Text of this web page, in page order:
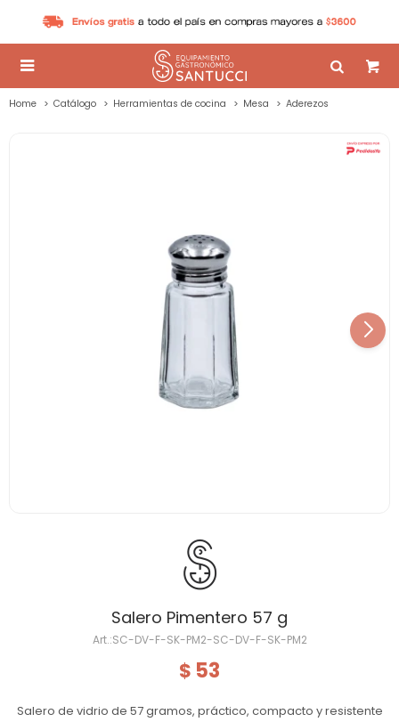

Home Catálogo Herramientas de cocina Mesa Aderezos
Salero Pimentero 57 g
SC-DV-F-SK-PM2-SC-DV-F-SK-PM2
$ 53
Salero de vidrio de 57 gramos, práctico, compacto y resistente